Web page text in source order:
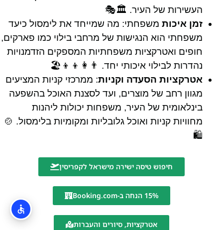
העשירות של העיר. 🏛️🎭
זמן איכות משפחתי: מה שמייחד את לימסול כיעד
משפחתי הוא הנגישות של מרחבי בילוי כמו פארקים,
חופים ואטרקציות משפחתיות המספקים הזדמנויות
נהדרות לבילוי איכותי יחד. 👨‍👩‍👦‍👦🏖️
אטרקציות הסעדה וקניות: ממרכזי קניות המציעים
מגוון רחב של מוצרים, ועד לסצנת האוכל בהשפעה
בינלאומית של העיר, משפחות יכולות ליהנות
מחוויות קניות ואוכל גלובליות ומקומיות בלימסול. 🍲
🛍️
חיפוש טיסה ישירה מישראל לקפריסין
15% הנחה ב-Booking.com
אטרקציות, סיורים והעברות